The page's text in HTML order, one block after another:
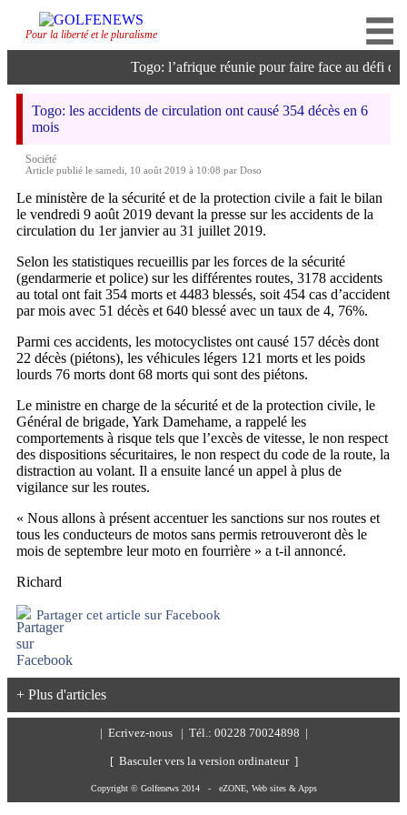
Pour la liberté et le pluralisme
Togo: l’afrique réunie pour faire face au défi
Togo: les accidents de circulation ont causé 354 décès en 6
mois
Société
Article publié le samedi, 10 août 2019 à 10:08 par Doso
Le ministère de la sécurité et de la protection civile a fait le bilan
le vendredi 9 août 2019 devant la presse sur les accidents de la
circulation du 1er janvier au 31 juillet 2019.
Selon les statistiques recueillis par les forces de la sécurité
(gendarmerie et police) sur les différentes routes, 3178 accidents
au total ont fait 354 morts et 4483 blessés, soit 454 cas d’accident
par mois avec 51 décès et 640 blessé avec un taux de 4, 76%.
Parmi ces accidents, les motocyclistes ont causé 157 décès dont
22 décès (piétons), les véhicules légers 121 morts et les poids
lourds 76 morts dont 68 morts qui sont des piétons.
Le ministre en charge de la sécurité et de la protection civile, le
Général de brigade, Yark Damehame, a rappelé les
comportements à risque tels que l’excès de vitesse, le non respect
des dispositions sécuritaires, le non respect du code de la route, la
distraction au volant. Il a ensuite lancé un appel à plus de
vigilance sur les routes.
« Nous allons à présent accentuer les sanctions sur nos routes et
tous les conducteurs de motos sans permis retrouveront dès le
mois de septembre leur moto en fourrière » a t-il annoncé.
Richard
Partager cet article sur Facebook
+ Plus d'articles
Ecrivez-nous | Tél.: 00228 70024898 |
[ Basculer vers la version ordinateur ]
Copyright © Golfenews 2014 - eZONE, Web sites & Apps